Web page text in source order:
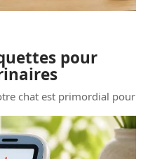
pour
chat est primordial pour